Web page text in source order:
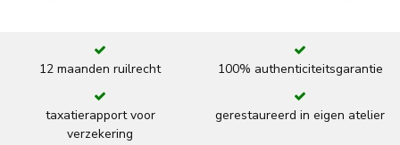
12 maanden ruilrecht 100% authenticiteitsgarantie
taxatierapport voor
verzekering
gerestaureerd in eigen atelier